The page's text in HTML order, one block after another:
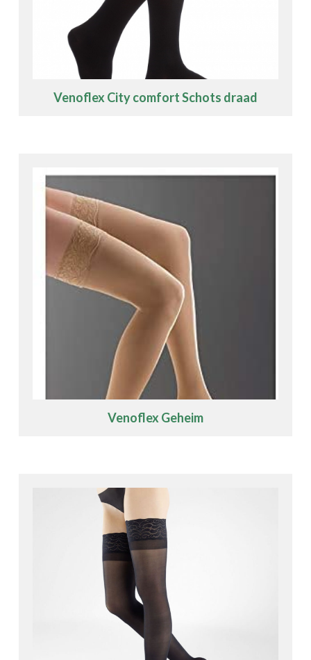
Venoflex City comfort Schots draad
Venoflex Geheim